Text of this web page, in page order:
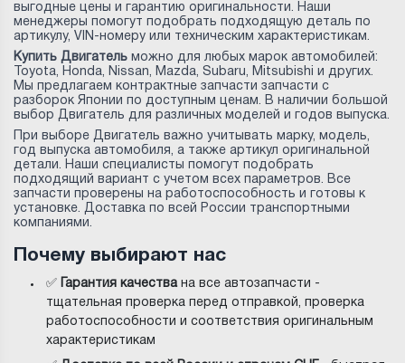
выгодные цены и гарантию оригинальности. Наши
менеджеры помогут подобрать подходящую деталь по
артикулу, VIN-номеру или техническим характеристикам.
Купить Двигатель можно для любых марок автомобилей:
Toyota, Honda, Nissan, Mazda, Subaru, Mitsubishi и других.
Мы предлагаем контрактные запчасти запчасти с
разборок Японии по доступным ценам. В наличии большой
выбор Двигатель для различных моделей и годов выпуска.
При выборе Двигатель важно учитывать марку, модель,
год выпуска автомобиля, а также артикул оригинальной
детали. Наши специалисты помогут подобрать
подходящий вариант с учетом всех параметров. Все
запчасти проверены на работоспособность и готовы к
установке. Доставка по всей России транспортными
компаниями.
Почему выбирают нас
✅ Гарантия качествана все автозапчасти -
тщательная проверка перед отправкой, проверка
работоспособности и соответствия оригинальным
характеристикам